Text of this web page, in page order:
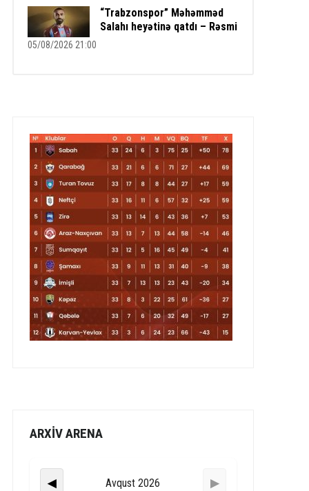
“Trabzonspor” Məhəmməd
Salahı heyətinə qatdı – Rəsmi
05/08/2026 21:00
ARXİV ARENA
◀ Avqust 2026 ▶